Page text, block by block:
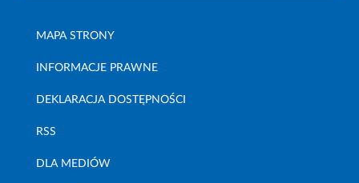
MAPA STRONY
INFORMACJE PRAWNE
DEKLARACJA DOSTĘPNOŚCI
RSS
DLA MEDIÓW